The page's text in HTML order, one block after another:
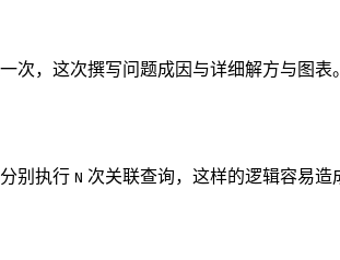
次，这次撰写问题成因与详细解方与图表。
别执行 N 次关联查询，这样的逻辑容易造